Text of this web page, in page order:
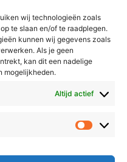
wij technologieën zoals
te slaan en/of te raadplegen.
kunnen wij gegevens zoals
Als je geen
kan dit een nadelige
mogelijkheden.
Altijd actief